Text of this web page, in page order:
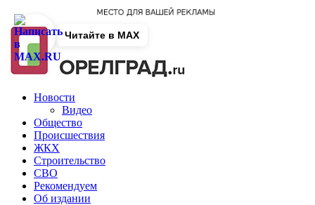
Новости
Видео
Общество
Происшествия
ЖКХ
Строительство
СВО
Рекомендуем
Об издании
Читайте в MAX